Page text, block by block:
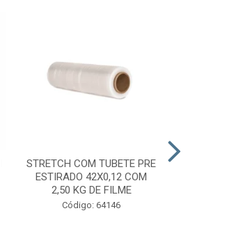
STRETCH COM TUBETE PRE
ESTIRADO 42X0,12 COM
2,50 KG DE FILME
Código: 64146